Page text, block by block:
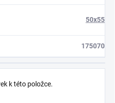
50x55
175070
k této položce.